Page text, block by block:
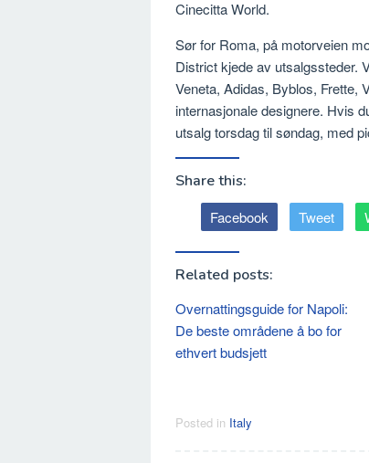
Cinecitta World.
Sør for Roma, på motorveien
District kjede av utsalgssteder.
Veneta, Adidas, Byblos, Frette,
internasjonale designere. Hvis
utsalg torsdag til søndag, med
Share this:
Facebook Tweet
Related posts:
Overnattingsguide for Napoli:
De beste områdene å bo for
ethvert budsjett
Posted in Italy